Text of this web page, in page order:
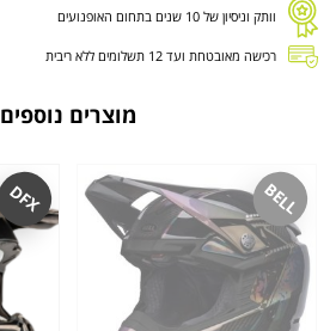
וותק וניסיון של 10 שנים בתחום האופנועים
רכישה מאובטחת ועד 12 תשלומים ללא ריבית
מוצרים נוספים
BELL
DFX